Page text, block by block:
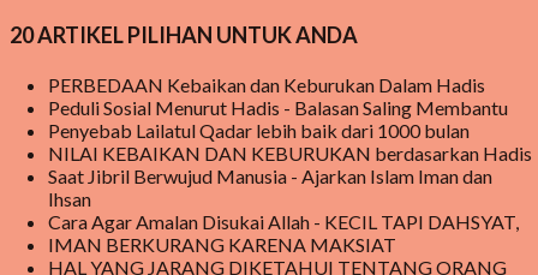
begitu juga di pembicaraan langsung dari mulut ke mulut warga.
menerima MAKANAN BERGIZI GRATIS tersebut tetapi mereka tetap
penasaran menanti kedatangan makanan bergizi gratis tersebut.
Program Makanan Bergizi ini, pada awalnya mendapat cemoohan
publik karena beberapa kasus di beritakan bahwa ada yang tidak
beres pada makanan yang disediakan sehingga sempat dilaporkan
berdampak buruk bagi kesehatan anak yang mengkomsumsinya.
pada akhirnya di beritakan bahwa orang yang memakannya menjadi
20 ARTIKEL PILIHAN UNTUK ANDA
PERBEDAAN Kebaikan dan Keburukan Dalam Hadis
Peduli Sosial Menurut Hadis - Balasan Saling Membantu
Penyebab Lailatul Qadar lebih baik dari 1000 bulan
NILAI KEBAIKAN DAN KEBURUKAN berdasarkan Hadis
Saat Jibril Berwujud Manusia - Ajarkan Islam Iman dan
Ihsan
Cara Agar Amalan Disukai Allah - KECIL TAPI DAHSYAT,
IMAN BERKURANG KARENA MAKSIAT
HAL YANG JARANG DIKETAHUI TENTANG ORANG